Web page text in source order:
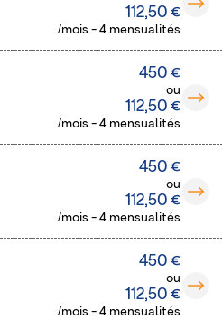
112,50 €
/mois - 4 mensualités
450 €
ou
112,50 €
/mois - 4 mensualités
450 €
ou
112,50 €
/mois - 4 mensualités
450 €
ou
112,50 €
/mois - 4 mensualités